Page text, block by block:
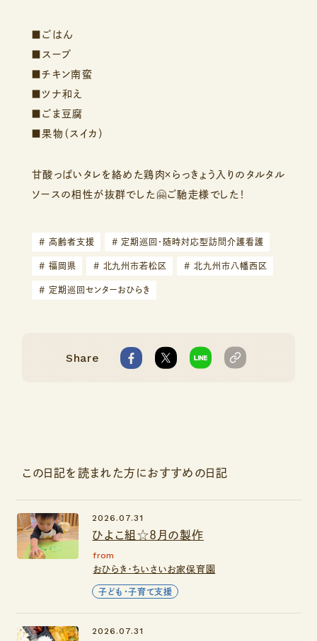
■ごはん
■スープ
■チキン南蛮
■ツナ和え
■ごま豆腐
■果物（スイカ）
甘酸っぱいタレを絡めた鶏肉×らっきょう入りのタルタル
ソースの相性が抜群でした🤗ご馳走様でした！
# 高齢者支援 # 定期巡回・随時対応型訪問介護看護
# 福岡県 # 北九州市若松区 # 北九州市八幡西区
# 定期巡回センターおひらき
Share
この日記を読まれた方におすすめの日記
ひよこ組☆8月の製作
2026.07.31
from
おひらき・ちいさいお家保育園
子ども・子育て支援
2026.07.31